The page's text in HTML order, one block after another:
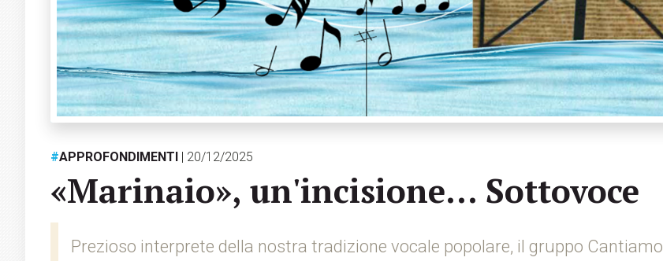
#APPROFONDIMENTI | 20/12/2025
«Marinaio», un'incisione… Sottovoce
Prezioso interprete della nostra tradizione vocale popolare, il gruppo Cantiamo